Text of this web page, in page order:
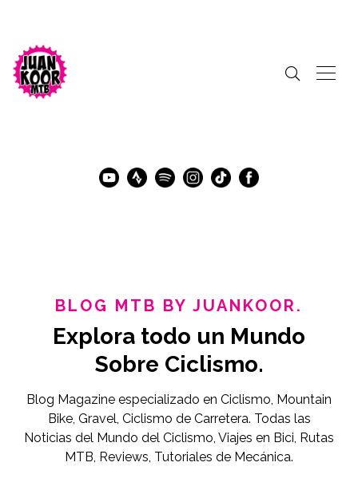
BLOG MTB BY JUANKOOR.
Explora todo un Mundo
Sobre Ciclismo.
Blog Magazine especializado en Ciclismo, Mountain
Bike, Gravel, Ciclismo de Carretera. Todas las
Noticias del Mundo del Ciclismo, Viajes en Bici, Rutas
MTB, Reviews, Tutoriales de Mecánica.